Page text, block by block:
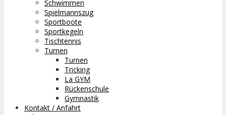
Schwimmen
Spielmannszug
Sportboote
Sportkegeln
Tischtennis
Turnen
Turnen
Tricking
La GYM
Rückenschule
Gymnastik
Kontakt / Anfahrt